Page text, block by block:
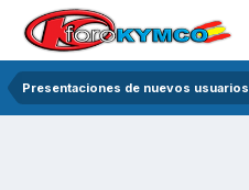
Presentaciones de nuevos usuarios